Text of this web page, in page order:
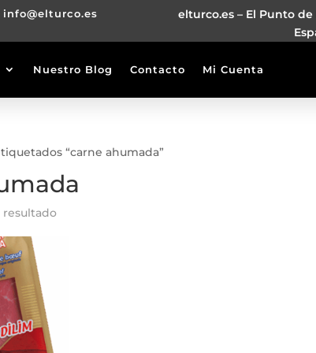
info@elturco.es
elturco.es – El Punto
Nuestro Blog Contacto Mi Cuenta
“carne ahumada”
resultado